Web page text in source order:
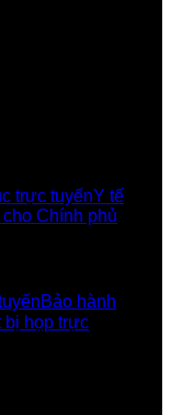
trực tuyếnY tế
Chính phủ
Bảo hành
bị họp trực